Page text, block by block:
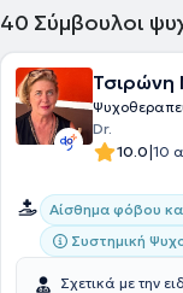
40 Σύμβουλοι
Τσιρώνη
Dr.
10.0|10
Αίσθημα φόβου
Συστημική
Σχετικά με την